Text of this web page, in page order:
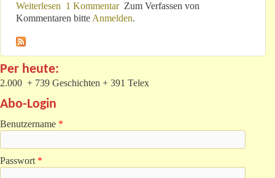
Weiterlesen über Eine außergewöhnliche Feder
1 Kommentar Zum Verfassen von
Kommentaren bitte Anmelden.
Per heute:
2.000 + 739 Geschichten + 391 Telex
Abo-Login
Benutzername *
Passwort *